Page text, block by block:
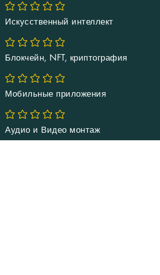
Еще нет оценок
Искусственный интеллект
Еще нет оценок
Блокчейн, NFT, криптография
Еще нет оценок
Мобильные приложения
Еще нет оценок
Аудио и Видео монтаж